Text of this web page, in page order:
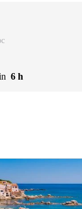
6 h